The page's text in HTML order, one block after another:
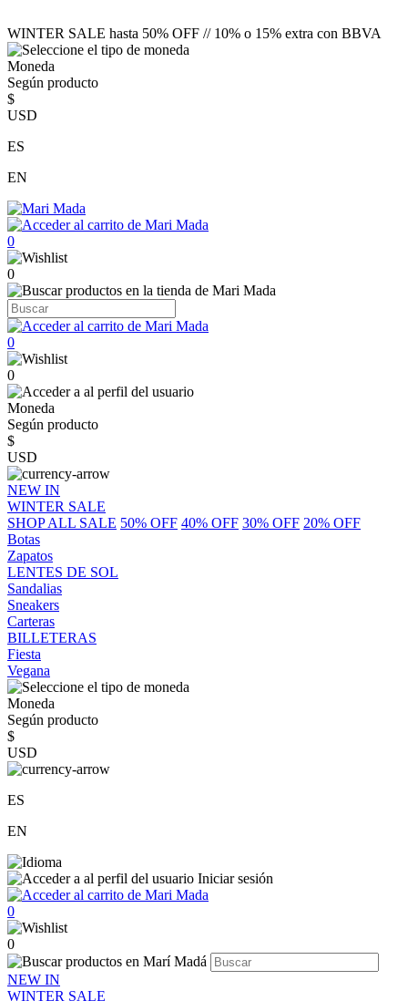
WINTER SALE hasta 50% OFF // 10% o 15% extra con BBVA
Moneda
Según producto
$
USD
ES
EN
0
0
0
0
Moneda
Según producto
$
USD
NEW IN
WINTER SALE
SHOP ALL SALE 50% OFF 40% OFF 30% OFF 20% OFF
Botas
Zapatos
LENTES DE SOL
Sandalias
Sneakers
Carteras
BILLETERAS
Fiesta
Vegana
Moneda
Según producto
$
USD
ES
EN
Iniciar sesión
0
0
NEW IN
WINTER SALE